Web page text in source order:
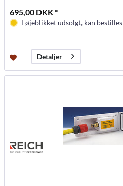
695,00 DKK *
I øjeblikket udsolgt, kan bestilles
Detaljer